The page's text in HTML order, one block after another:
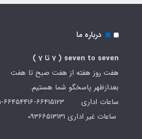
درباره ما
seven to seven ( 7 تا 7 )
هفت روز هفته از هفت صبح تا هفت
بعدازظهر پاسخگو شما هستیم.
ساعات اداری 66415123-66454416-021
ساعات غیر اداری 09366513131